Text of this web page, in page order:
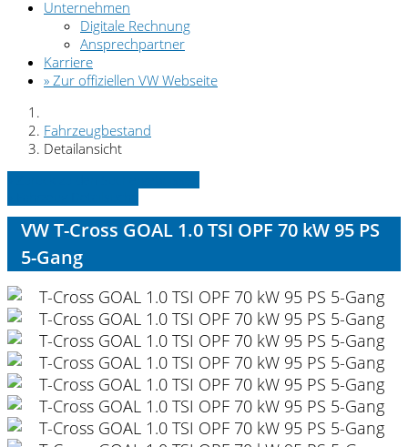
Unternehmen
Digitale Rechnung
Ansprechpartner
Karriere
» Zur offiziellen VW Webseite
Fahrzeugbestand
Detailansicht
VW T-Cross GOAL 1.0 TSI OPF 70 kW 95 PS
5-Gang